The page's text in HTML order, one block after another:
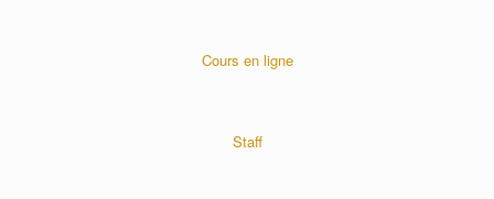
Cours en ligne
Staff